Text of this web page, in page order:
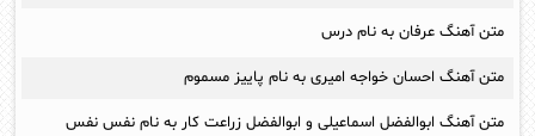
متن آهنگ عرفان به نام درس
متن آهنگ احسان خواجه امیری به نام پاییز مسموم
متن آهنگ ابوالفضل اسماعیلی و ابوالفضل زراعت کار به نام نفس نفس